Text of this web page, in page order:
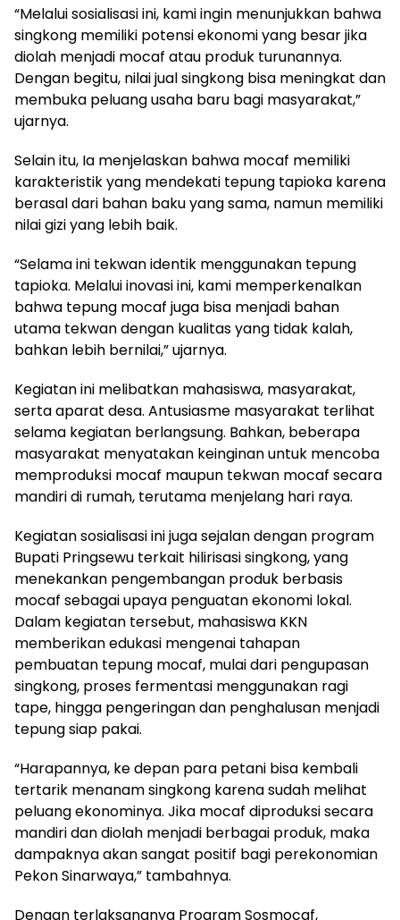
“Melalui sosialisasi ini, kami ingin menunjukkan bahwa
singkong memiliki potensi ekonomi yang besar jika
diolah menjadi mocaf atau produk turunannya.
Dengan begitu, nilai jual singkong bisa meningkat dan
membuka peluang usaha baru bagi masyarakat,”
ujarnya.
Selain itu, Ia menjelaskan bahwa mocaf memiliki
karakteristik yang mendekati tepung tapioka karena
berasal dari bahan baku yang sama, namun memiliki
nilai gizi yang lebih baik.
“Selama ini tekwan identik menggunakan tepung
tapioka. Melalui inovasi ini, kami memperkenalkan
bahwa tepung mocaf juga bisa menjadi bahan
utama tekwan dengan kualitas yang tidak kalah,
bahkan lebih bernilai,” ujarnya.
Kegiatan ini melibatkan mahasiswa, masyarakat,
serta aparat desa. Antusiasme masyarakat terlihat
selama kegiatan berlangsung. Bahkan, beberapa
masyarakat menyatakan keinginan untuk mencoba
memproduksi mocaf maupun tekwan mocaf secara
mandiri di rumah, terutama menjelang hari raya.
Kegiatan sosialisasi ini juga sejalan dengan program
Bupati Pringsewu terkait hilirisasi singkong, yang
menekankan pengembangan produk berbasis
mocaf sebagai upaya penguatan ekonomi lokal.
Dalam kegiatan tersebut, mahasiswa KKN
memberikan edukasi mengenai tahapan
pembuatan tepung mocaf, mulai dari pengupasan
singkong, proses fermentasi menggunakan ragi
tape, hingga pengeringan dan penghalusan menjadi
tepung siap pakai.
“Harapannya, ke depan para petani bisa kembali
tertarik menanam singkong karena sudah melihat
peluang ekonominya. Jika mocaf diproduksi secara
mandiri dan diolah menjadi berbagai produk, maka
dampaknya akan sangat positif bagi perekonomian
Pekon Sinarwaya,” tambahnya.
Dengan terlaksananya Program Sosmocaf,